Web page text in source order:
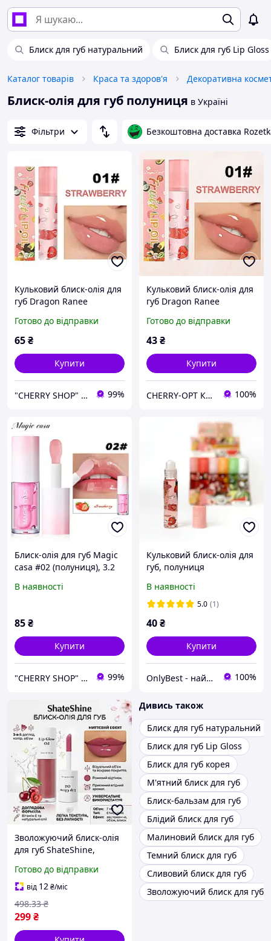
Блиск для губ натуральний Блиск для губ Lip Gloss
Каталог товарів Краса та здоров'я Декоративна
Блиск-олія для губ полуниця в Україні
Фільтри Безкоштовна доставка
Кульковий блиск-олія для
губ Dragon Ranee
Готово до відправки
65₴
Купити
"CHERRY SHOP" Косметика, жіночий одяг та аксесуари 99%
Кульковий блиск-олія для
губ Dragon Ranee
Готово до відправки
43₴
Купити
CHERRY-OPT Косметика оптом 100%
Блиск-олія для губ Magic
casa #02 (полуниця), 3.2
В наявності
85₴
Купити
"CHERRY SHOP" Косметика, жіночий одяг та аксесуари 99%
Кульковий блиск-олія для
губ, полуниця
В наявності
5.0 (1)
40₴
Купити
OnlyBest - найкраще тільки для Вас 100%
Зволожуючий блиск-олія
для губ ShateShine,
Готово до відправки
від 12₴/міс
299₴
498.33 ₴
Дивись також
Блиск для губ натуральний
Блиск для губ Lip Gloss
Блиск для губ корея
М'ятний блиск для губ
Блиск-бальзам для губ
Блідий блиск для губ
Малиновий блиск для губ
Темний блиск для губ
Сливовий блиск для губ
Зволожуючий блиск для губ